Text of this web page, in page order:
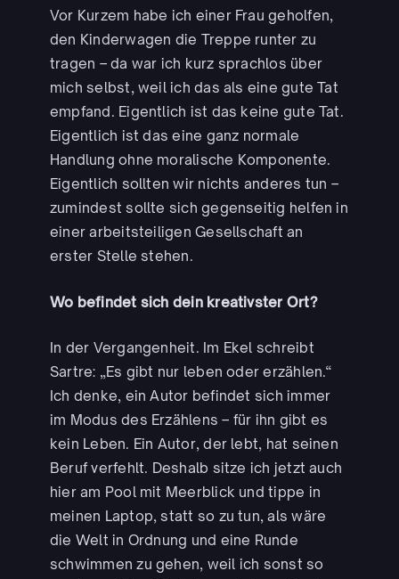
Vor Kurzem habe ich einer Frau geholfen,
den Kinderwagen die Treppe runter zu
tragen – da war ich kurz sprachlos über
mich selbst, weil ich das als eine gute Tat
empfand. Eigentlich ist das keine gute Tat.
Eigentlich ist das eine ganz normale
Handlung ohne moralische Komponente.
Eigentlich sollten wir nichts anderes tun –
zumindest sollte sich gegenseitig helfen in
einer arbeitsteiligen Gesellschaft an
erster Stelle stehen.
Wo befindet sich dein kreativster Ort?
In der Vergangenheit. Im Ekel schreibt
Sartre: „Es gibt nur leben oder erzählen.“
Ich denke, ein Autor befindet sich immer
im Modus des Erzählens – für ihn gibt es
kein Leben. Ein Autor, der lebt, hat seinen
Beruf verfehlt. Deshalb sitze ich jetzt auch
hier am Pool mit Meerblick und tippe in
meinen Laptop, statt so zu tun, als wäre
die Welt in Ordnung und eine Runde
schwimmen zu gehen, weil ich sonst so